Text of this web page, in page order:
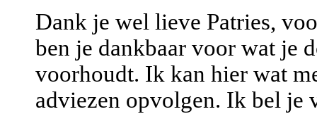
Dank je wel lieve Patries,
ben je dankbaar voor wat je
voorhoudt. Ik kan hier wat
adviezen opvolgen. Ik bel je